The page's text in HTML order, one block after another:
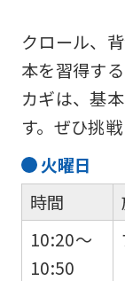
クロール、
本を習得す
カギは、基
す。ぜひ挑
火曜日
時間
10:20～
10:50